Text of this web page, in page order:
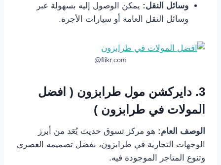
وسائل النقل: يمكن الوصول إليه بسهولة عبر
وسائل النقل العامة أو سيارات الأجرة.
flikr.com@
3. دايركشن مول طرابزون ( افضل
المولات في طرابزون )
الوصف العام: هو مركز تسوق حديث يُعَد من أبرز
الوجهات التجارية في طرابزون، بفضل تصميمه العصري
وتنوع المتاجر الموجودة فيه.